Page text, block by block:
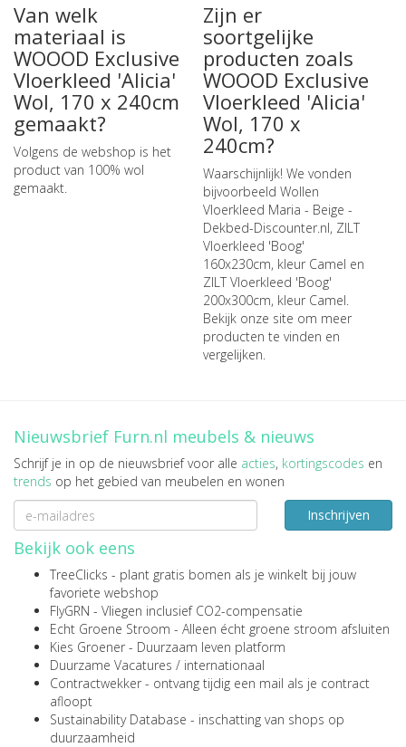
Van welk
materiaal is
WOOOD Exclusive
Vloerkleed 'Alicia'
Wol, 170 x 240cm
gemaakt?
Volgens de webshop is het
product van 100% wol
gemaakt.
Zijn er
soortgelijke
producten zoals
WOOOD Exclusive
Vloerkleed 'Alicia'
Wol, 170 x
240cm?
Waarschijnlijk! We vonden
bijvoorbeeld Wollen
Vloerkleed Maria - Beige -
Dekbed-Discounter.nl, ZILT
Vloerkleed 'Boog'
160x230cm, kleur Camel en
ZILT Vloerkleed 'Boog'
200x300cm, kleur Camel.
Bekijk onze site om meer
producten te vinden en
vergelijken.
Nieuwsbrief Furn.nl meubels & nieuws
Schrijf je in op de nieuwsbrief voor alle acties, kortingscodes en
trends op het gebied van meubelen en wonen
Inschrijven
Bekijk ook eens
TreeClicks - plant gratis bomen als je winkelt bij jouw
favoriete webshop
FlyGRN - Vliegen inclusief CO2-compensatie
Echt Groene Stroom - Alleen écht groene stroom afsluiten
Kies Groener - Duurzaam leven platform
Duurzame Vacatures / internationaal
Contractwekker - ontvang tijdig een mail als je contract
afloopt
Sustainability Database - inschatting van shops op
duurzaamheid